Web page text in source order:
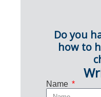
Do you
how to
Name